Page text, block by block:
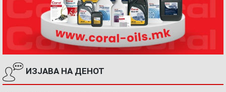
ИЗЈАВА НА ДЕНОТ